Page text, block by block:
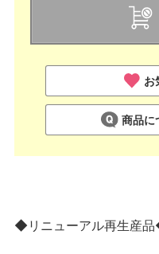
お
商品に
◆リニューアル再生産